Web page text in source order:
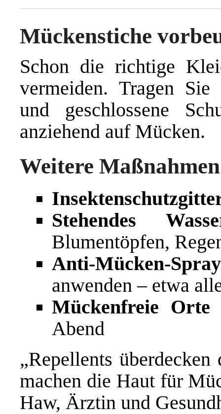
Mückenstiche
Schon die richtige
vermeiden. Tragen
und geschlossene
anziehend auf Mücken.
Weitere
Stehendes
Blumentöpfen,
Anti-Mücken-
anwenden – etwa
Mückenfreie Orte
Abend
„Repellents
machen die Haut für
Haw, Ärztin und